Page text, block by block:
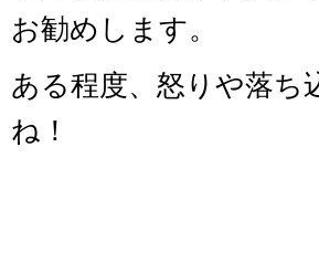
お勧めします。
ある程度、怒りや落ち
ね！